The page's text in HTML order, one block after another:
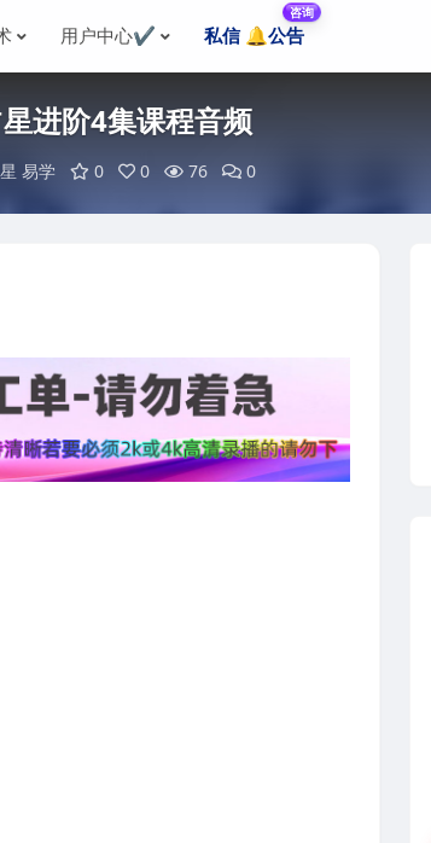
用户中心✔️ 私信 🔔公告
咨询
进阶4集课程音频
易学 0 0 76 0